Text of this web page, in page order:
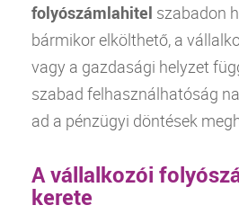
folyószámlahitel szabadon
bármikor elkölthető, a
vagy a gazdasági helyzet
szabad felhasználhatóság
ad a pénzügyi döntések
A vállalkozói
kerete